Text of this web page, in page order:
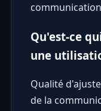
Qu'est-ce
une
Qualité
de la